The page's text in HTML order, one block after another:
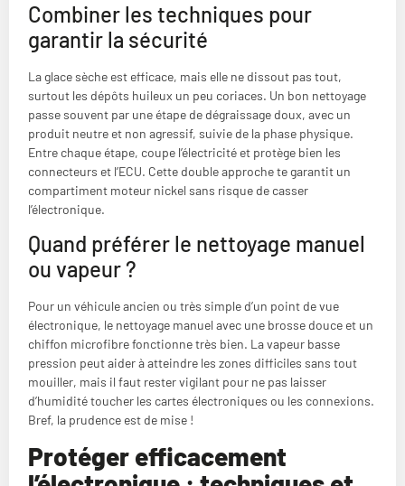
Combiner les techniques pour
garantir la sécurité
La glace sèche est efficace, mais elle ne dissout pas tout,
surtout les dépôts huileux un peu coriaces. Un bon nettoyage
passe souvent par une étape de dégraissage doux, avec un
produit neutre et non agressif, suivie de la phase physique.
Entre chaque étape, coupe l’électricité et protège bien les
connecteurs et l’ECU. Cette double approche te garantit un
compartiment moteur nickel sans risque de casser
l’électronique.
Quand préférer le nettoyage manuel
ou vapeur ?
Pour un véhicule ancien ou très simple d’un point de vue
électronique, le nettoyage manuel avec une brosse douce et un
chiffon microfibre fonctionne très bien. La vapeur basse
pression peut aider à atteindre les zones difficiles sans tout
mouiller, mais il faut rester vigilant pour ne pas laisser
d’humidité toucher les cartes électroniques ou les connexions.
Bref, la prudence est de mise !
Protéger efficacement